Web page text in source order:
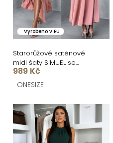
u
k
t
ů
r
o
d
u
k
ů
Vyrobeno v EU
Starorůžové saténové
midi šaty SIMUEL se
šněrováním
989 Kč
ONESIZE